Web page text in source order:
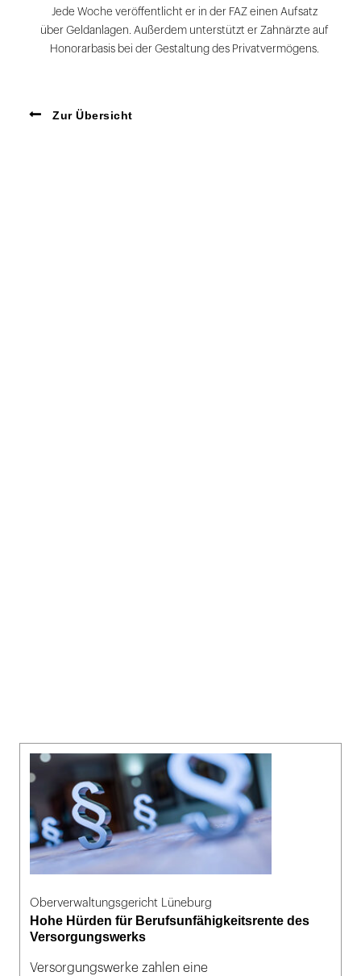
Jede Woche veröffentlicht er in der FAZ einen Aufsatz
über Geldanlagen. Außerdem unterstützt er Zahnärzte auf
Honorarbasis bei der Gestaltung des Privatvermögens.
Zur Übersicht
Oberverwaltungsgericht Lüneburg
Hohe Hürden für Berufsunfähigkeitsrente des
Versorgungswerks
Versorgungswerke zahlen eine